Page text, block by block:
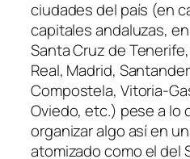
ciudades del país (en
capitales andaluzas,
Santa Cruz de
Real, Madrid,
Compostela, Vitoria-
Oviedo, etc.) pese a lo
organizar algo así en
atomizado como el del